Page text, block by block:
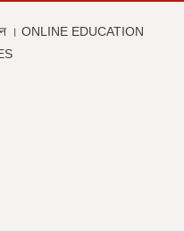
। ONLINE EDUCATION